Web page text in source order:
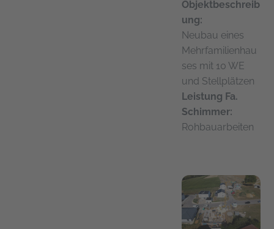
Objektbeschreib
ung:
Neubau eines
Mehrfamilienhau
ses mit 10 WE
und Stellplätzen
Leistung Fa.
Schimmer:
Rohbauarbeiten